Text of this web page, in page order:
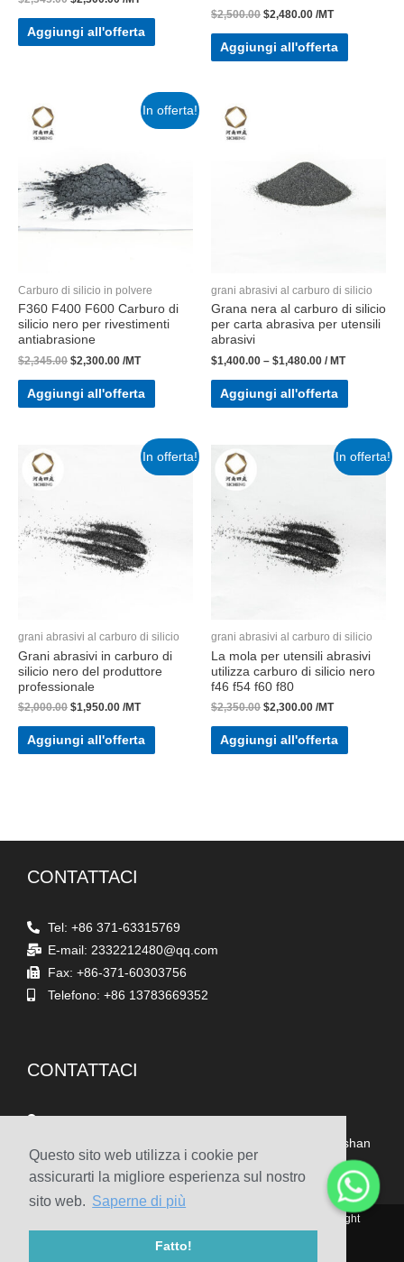
Questo sito web utilizza i cookie per
assicurarti la migliore esperienza sul nostro
sito web. Saperne di più
Fatto!
Aggiungi all'offerta
$2,500.00 $2,480.00 /MT
Aggiungi all'offerta
In offerta!
Carburo di silicio in polvere
F360 F400 F600 Carburo di
silicio nero per rivestimenti
antiabrasione
$2,345.00 $2,300.00 /MT
Aggiungi all'offerta
grani abrasivi al carburo di silicio
Grana nera al carburo di silicio
per carta abrasiva per utensili
abrasivi
$1,400.00 – $1,480.00 / MT
Aggiungi all'offerta
In offerta!
grani abrasivi al carburo di silicio
Grani abrasivi in ​​carburo di
silicio nero del produttore
professionale
$2,000.00 $1,950.00 /MT
Aggiungi all'offerta
In offerta!
grani abrasivi al carburo di silicio
La mola per utensili abrasivi
utilizza carburo di silicio nero
f46 f54 f60 f80
$2,350.00 $2,300.00 /MT
Aggiungi all'offerta
CONTATTACI
Tel: +86 371-63315769
E-mail: 2332212480@qq.com
Fax: +86-371-60303756
Telefono: +86 13783669352
CONTATTACI
Stanza 1903/1904, 19° piano, edificio n. 1, n. 262 Songshan
South Road, distretto di Erqi, Zhengzhou, Henan, Cina
© 2010-2020 Henan Sicheng Abrasives Tech Co., Ltd. Copyright